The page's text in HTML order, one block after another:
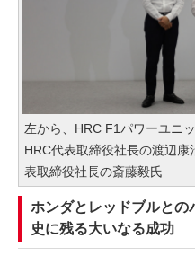
左から、HRC F1パワーユニ
HRC代表取締役社長の渡辺
表取締役社長の斎藤毅氏
ホンダとレッドブルとの
史に残る大いなる成功